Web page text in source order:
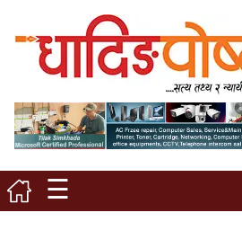
☰
मुख्य पृष्ठ
स्थानीय समाचार
विचार / ब्लग
नगर/गाउँ पालिका